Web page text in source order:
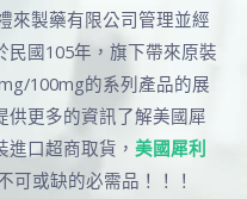
來製藥有限公司管理並經
國105年，旗下帶來原裝
100mg的系列產品的展
供更多的資訊了解美國犀
口超商取貨， 美國犀利
可或缺的必需品！！！